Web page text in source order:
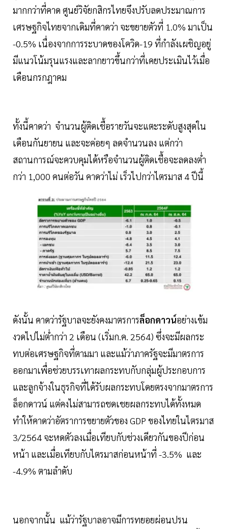
มากกว่าที่คาด ศูนย์วิจัยกสิกรไทยจึงปรับลดประมาณการ
เศรษฐกิจไทยจากเดิมที่คาดว่า จะขยายตัวที่ 1.0% มาเป็น
-0.5% เนื่องจากการระบาดของโควิด-19 ที่กำลังเผชิญอยู่
มีแนวโน้มรุนแรงและลากยาวขึ้นกว่าที่เคยประเมินไว้เมื่อ
เดือนกรกฎาคม
ทั้งนี้คาดว่า จำนวนผู้ติดเชื้อรายวันจะแตะระดับสูงสุดใน
เดือนกันยายน และจะค่อยๆ ลดจำนวนลง แต่กว่า
สถานการณ์จะควบคุมได้หรือจำนวนผู้ติดเชื้อจะลดลงต่ำ
กว่า 1,000 คนต่อวัน คาดว่าไม่ เร็วไปกว่าไตรมาส 4 ปีนี้
ดังนั้น คาดว่ารัฐบาลจะยังคงมาตรการล็อกดาวน์อย่างเข้ม
งวดไปไม่ต่ำกว่า 2 เดือน (เริ่มก.ค. 2564) ซึ่งจะมีผลกระ
ทบต่อเศรษฐกิจที่ตามมา และแม้ว่าภาครัฐจะมีมาตรการ
ออกมาเพื่อช่วยบรรเทาผลกระทบกับกลุ่มผู้ประกอบการ
และลูกจ้างในธุรกิจที่ได้รับผลกระทบโดยตรงจากมาตรการ
ล็อกดาวน์ แต่คงไม่สามารถชดเชยผลกระทบได้ทั้งหมด
ทำให้คาดว่าอัตราการขยายตัวของ GDP ของไทยในไตรมาส
3/2564 จะหดตัวลงเมื่อเทียบกับช่วงเดียวกันของปีก่อน
หน้า และเมื่อเทียบกับไตรมาสก่อนหน้าที่ -3.5% และ
-4.9% ตามลำดับ
นอกจากนั้น แม้ว่ารัฐบาลอาจมีการทยอยผ่อนปรน